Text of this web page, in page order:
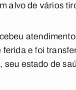
alvo de vários
e foi
seu estado de